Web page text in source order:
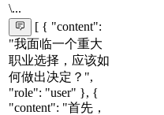
\...
[ { "content":
"我面临一个重大
职业选择，应该如
何做出决定？",
"role": "user" }, {
"content": "首先，